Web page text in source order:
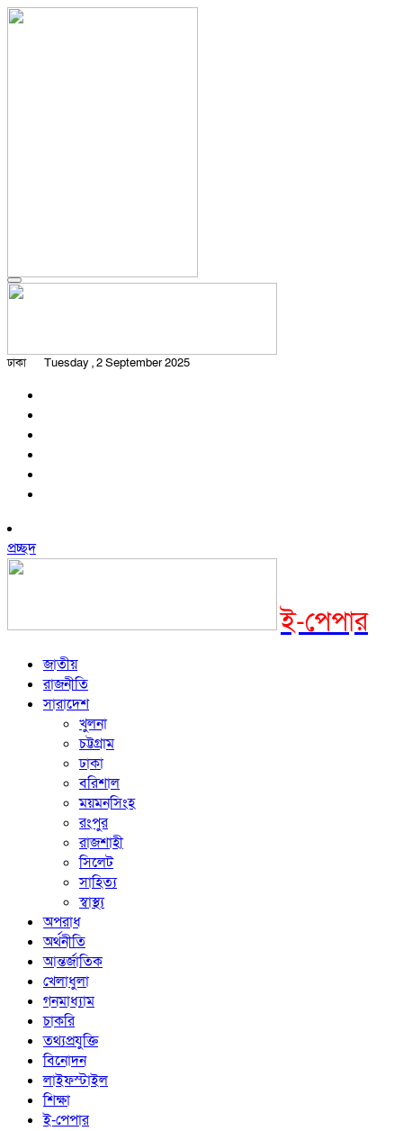
ঢাকা Tuesday , 2 September 2025
প্রচ্ছদ
ই-পেপার
জাতীয়
রাজনীতি
সারাদেশ
খুলনা
চট্টগ্রাম
ঢাকা
বরিশাল
ময়মনসিংহ
রংপুর
রাজশাহী
সিলেট
সাহিত্য
স্বাস্থ্য
অপরাধ
অর্থনীতি
আন্তর্জাতিক
খেলাধুলা
গনমাধ্যাম
চাকরি
তথ্যপ্রযুক্তি
বিনোদন
লাইফস্টাইল
শিক্ষা
ই-পেপার